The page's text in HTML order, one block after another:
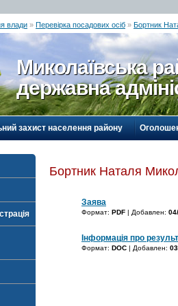
влади » Перевірка посадових осіб » Бортник
Миколаївська
державна
захист населення району
Бортник Наталя
Заява
Формат: PDF | Добавлен:
Інформація про
Формат: DOC | Добавлен: